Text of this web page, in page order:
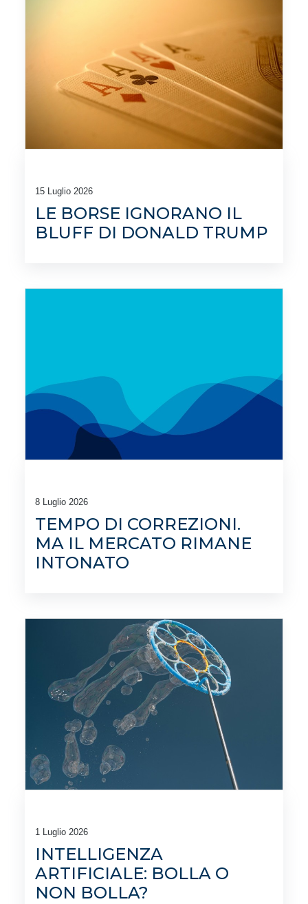
15 Luglio 2026
LE BORSE IGNORANO IL
BLUFF DI DONALD TRUMP
8 Luglio 2026
TEMPO DI CORREZIONI.
MA IL MERCATO RIMANE
INTONATO
1 Luglio 2026
INTELLIGENZA
ARTIFICIALE: BOLLA O
NON BOLLA?